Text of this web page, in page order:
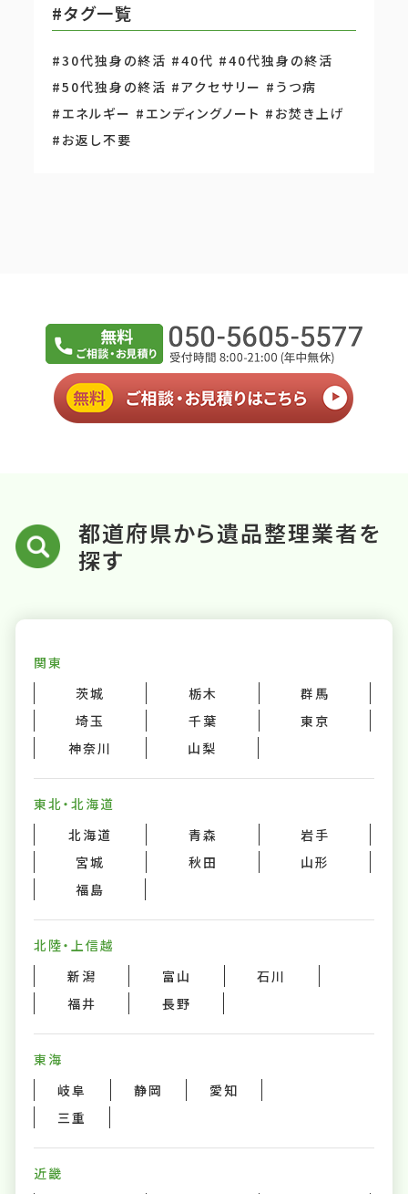
#タグ一覧
#30代独身の終活 #40代 #40代独身の終活
#50代独身の終活 #アクセサリー #うつ病
#エネルギー #エンディングノート #お焚き上げ
#お返し不要
都道府県から遺品整理業者を
探す
関東
茨城
栃木
群馬
埼玉
千葉
東京
神奈川
山梨
東北・北海道
北海道
青森
岩手
宮城
秋田
山形
福島
北陸・上信越
新潟
富山
石川
福井
長野
東海
岐阜
静岡
愛知
三重
近畿